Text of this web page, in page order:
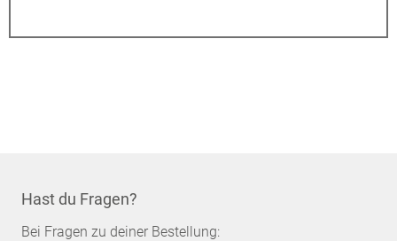
Hast du Fragen?
Bei Fragen zu deiner Bestellung: